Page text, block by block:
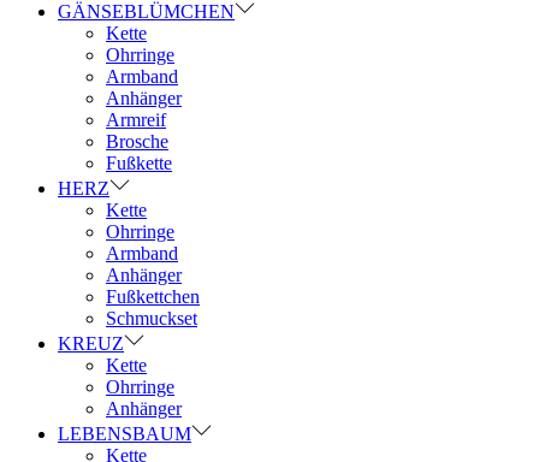
GÄNSEBLÜMCHEN
Kette
Ohrringe
Armband
Anhänger
Armreif
Brosche
Fußkette
HERZ
Kette
Ohrringe
Armband
Anhänger
Fußkettchen
Schmuckset
KREUZ
Kette
Ohrringe
Anhänger
LEBENSBAUM
Kette